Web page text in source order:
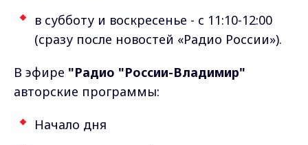
в субботу и воскресенье - с 11:10-12:00
(сразу после новостей «Радио России»).
В эфире "Радио "России-Владимир"
авторские программы:
Начало дня